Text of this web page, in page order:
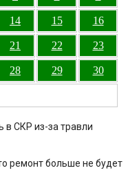
14 15 16
21 22 23
28 29 30
в СКР из-за травли
ремонт больше не будет